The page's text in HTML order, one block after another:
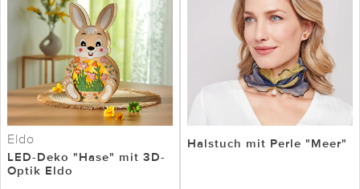
Eldo
LED-Deko "Hase" mit 3D-
Optik Eldo
Halstuch mit Perle "Meer"